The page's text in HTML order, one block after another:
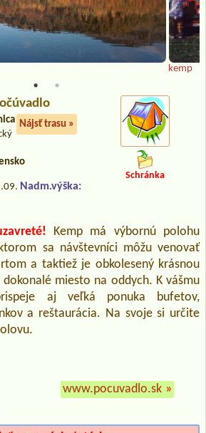
kemp
Nájsť trasu »
Nadm.výška:
Schránka
Kemp má výbornú polohu
sa návštevníci môžu venovať
a taktiež je obkolesený krásnou
miesto na oddych. K vášmu
aj veľká ponuka bufetov,
a reštaurácia. Na svoje si určite
www.pocuvadlo.sk »